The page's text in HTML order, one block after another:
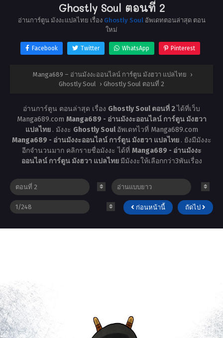
Ghostly Soul ตอนที่ 2
อ่านการ์ตูน มังงะแปลไทย เรื่อง Ghostly Soul อัพเดทตอนล่าสุด ตอน
ใหม่
Facebook Twitter WhatsApp Pinterest
Manga689 – อ่านมังงะออนไลน์ การ์ตูน มังฮวา แปลไทย ›
Ghostly Soul
› Ghostly Soul ตอนที่ 2
อ่านการ์ตูน ตอนล่าสุด เรื่อง Ghostly Soul ตอนที่ 2ได้ที่เว็บ
Manga689.com Manga689 - อ่านมังงะออนไลน์ การ์ตูน มังฮวา
แปลไทย . มังงะ Ghostly Soulอัพเดทไวที่ Manga689.com
Manga689 - อ่านมังงะออนไลน์ การ์ตูน มังฮวา แปลไทย . ยังมีมังงะ
อีกจำนวนมาก คลิกรายชื่อมังงะ ได้ที่ Manga689 - อ่านมังงะ
ออนไลน์ การ์ตูน มังฮวา แปลไทย มีมังงะให้เลือกกว่า3พันเรื่อง
ก่อนหน้านี้ ถัดไป